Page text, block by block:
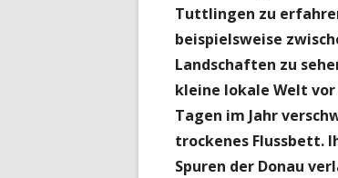
Tuttlingen zu
beispielsweise
Landschaften zu
kleine lokale Welt
Tagen im Jahr
trockenes Flussbett.
Spuren der Donau